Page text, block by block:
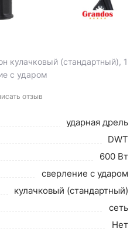
кулачковый (стандартный), 1
с ударом
отзыв
ударная дрель
DWT
600 Вт
сверление с ударом
кулачковый (стандартный)
сеть
Нет